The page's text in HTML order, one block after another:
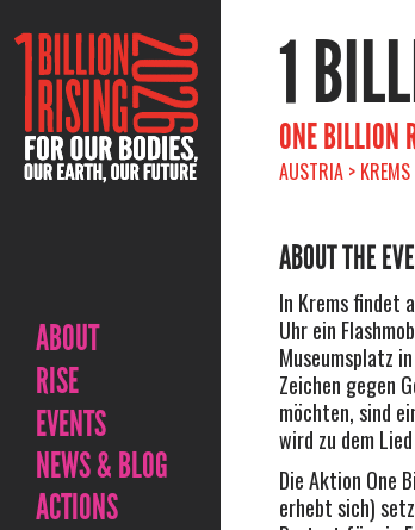
ABOUT
RISE
EVENTS
NEWS & BLOG
ACTIONS
1
ONE BILLION
AUSTRIA >
ABOUT THE
In Krems findet
Uhr ein
Museumsplatz
Zeichen gegen
möchten, sind
wird zu dem
Die Aktion One
erhebt sich)